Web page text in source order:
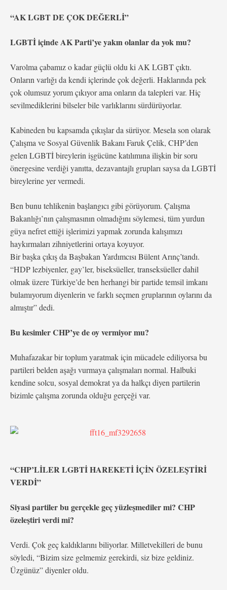
“AK LGBT DE ÇOK DEĞERLİ”
LGBTİ içinde AK Parti’ye yakın olanlar da yok mu?
Varolma çabamız o kadar güçlü oldu ki AK LGBT çıktı.
Onların varlığı da kendi içlerinde çok değerli. Haklarında pek
çok olumsuz yorum çıkıyor ama onların da talepleri var. Hiç
sevilmediklerini bilseler bile varlıklarını sürdürüyorlar.
Kabineden bu kapsamda çıkışlar da sürüyor. Mesela son olarak
Çalışma ve Sosyal Güvenlik Bakanı Faruk Çelik, CHP’den
gelen LGBTİ bireylerin işgücüne katılımına ilişkin bir soru
önergesine verdiği yanıtta, dezavantajlı grupları saysa da LGBTİ
bireylerine yer vermedi.
Ben bunu tehlikenin başlangıcı gibi görüyorum. Çalışma
Bakanlığı’nın çalışmasının olmadığını söylemesi, tüm yurdun
güya nefret ettiği işlerimizi yapmak zorunda kalışımızı
haykırmaları zihniyetlerini ortaya koyuyor.
Bir başka çıkış da Başbakan Yardımcısı Bülent Arınç’tandı.
“HDP lezbiyenler, gay’ler, biseksüeller, transeksüeller dahil
olmak üzere Türkiye’de ben herhangi bir partide temsil imkanı
bulamıyorum diyenlerin ve farklı seçmen gruplarının oylarını da
almıştır” dedi.
Bu kesimler CHP’ye de oy vermiyor mu?
Muhafazakar bir toplum yaratmak için mücadele ediliyorsa bu
partileri belden aşağı vurmaya çalışmaları normal. Halbuki
kendine solcu, sosyal demokrat ya da halkçı diyen partilerin
bizimle çalışma zorunda olduğu gerçeği var.
“CHP’LİLER LGBTİ HAREKETİ İÇİN ÖZELEŞTİRİ
VERDİ”
Siyasi partiler bu gerçekle geç yüzleşmediler mi? CHP
özeleştiri verdi mi?
Verdi. Çok geç kaldıklarını biliyorlar. Milletvekilleri de bunu
söyledi, “Bizim size gelmemiz gerekirdi, siz bize geldiniz.
Üzgünüz” diyenler oldu.